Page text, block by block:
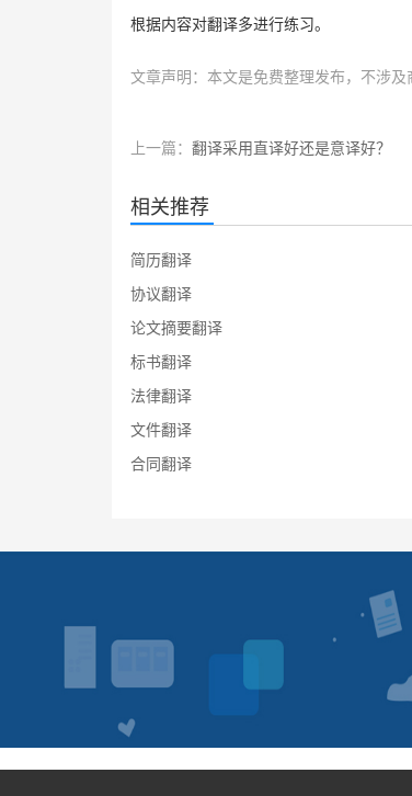
根据内容对翻译多进行练习。
文章声明：本文是免费整理发布，不涉
上一篇： 翻译采用直译好还是意译好？
相关推荐
简历翻译
协议翻译
论文摘要翻译
标书翻译
法律翻译
文件翻译
合同翻译